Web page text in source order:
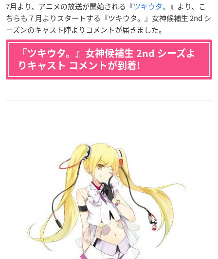
7月より、アニメの放送が開始される『ツキウタ。 』より、こ
ちらも７月よりスタートする『ツキウタ。』女神候補生 2nd シ
ーズンのキャスト陣よりコメントが届きました。
『ツキウタ。』女神候補生 2nd シーズよ
りキャスト コメントが到着!